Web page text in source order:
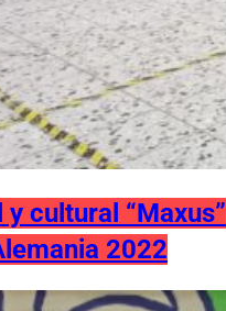
y cultural “Maxus”
2022